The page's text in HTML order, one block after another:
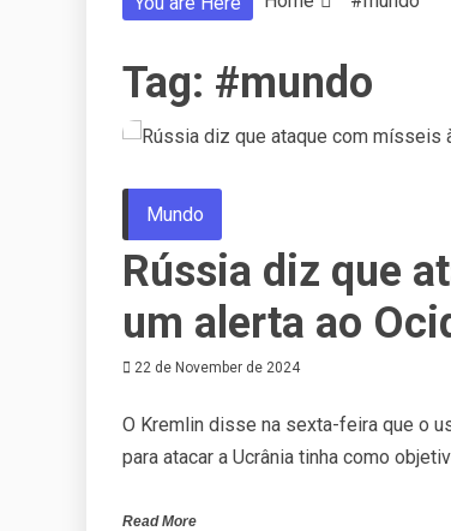
Tag: #mundo
Mundo
Rússia diz que
um alerta ao
22 de November de 2024
O Kremlin disse na sexta-feira que o
para atacar a Ucrânia tinha como
Read More